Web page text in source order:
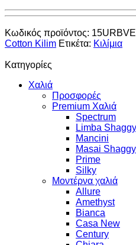
Κωδικός προϊόντος:
Cotton Kilim Ετικέτα: Κιλίμια
Κατηγορίες
Χαλιά
Προσφορές
Premium Χαλιά
Spectrum
Limba Shaggy
Mancini
Masai Shaggy
Prime
Silky
Μοντέρνα χαλιά
Allure
Amethyst
Bianca
Casa New
Century